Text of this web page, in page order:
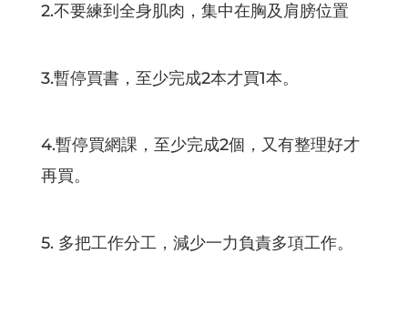
2.不要練到全身肌肉，集中在胸及肩膀位置
3.暫停買書，至少完成2本才買1本。
4.暫停買網課，至少完成2個，又有整理好才
再買。
5. 多把工作分工，減少一力負責多項工作。